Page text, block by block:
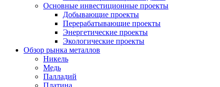
Основные инвестиционные проекты
Добывающие проекты
Перерабатывающие проекты
Энергетические проекты
Экологические проекты
Обзор рынка металлов
Никель
Медь
Палладий
Платина